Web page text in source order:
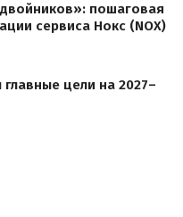
пошаговая
сервиса Нокс (NOX)
цели на 2027–